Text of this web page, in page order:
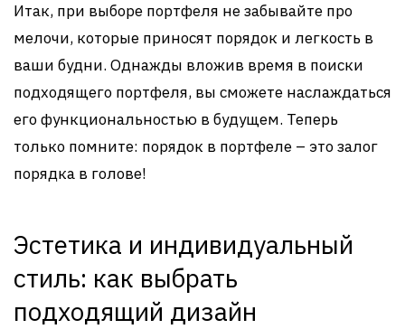
Итак, при выборе портфеля не забывайте про
мелочи, которые приносят порядок и легкость в
ваши будни. Однажды вложив время в поиски
подходящего портфеля, вы сможете наслаждаться
его функциональностью в будущем. Теперь
только помните: порядок в портфеле – это залог
порядка в голове!
Эстетика и индивидуальный
стиль: как выбрать
подходящий дизайн